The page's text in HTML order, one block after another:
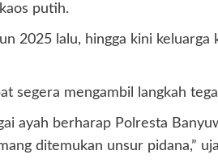
putih.
2025 lalu, hingga kini
segera mengambil langkah
ayah berharap Polresta
ditemukan unsur pidana,”